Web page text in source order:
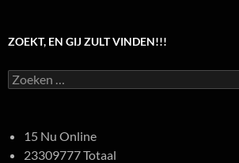
ZOEKT, EN GIJ ZULT VINDEN!!!
Zoeken
naar:
15 Nu Online
23309777 Totaal